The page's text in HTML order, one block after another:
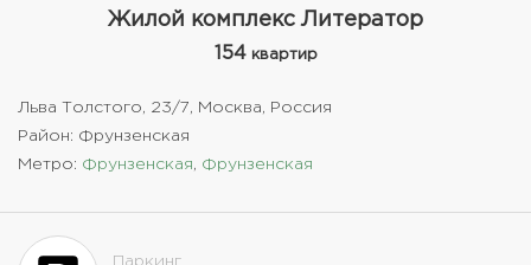
Жилой комплекс Литератор
154квартир
Льва Толстого, 23/7, Москва, Россия
Район: Фрунзенская
Метро: Фрунзенская Фрунзенская
Паркинг